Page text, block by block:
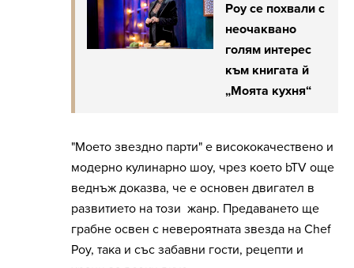
Роу се похвали с
неочаквано
голям интерес
към книгата й
„Моята кухня“
"Моето звездно парти" е висококачествено и
модерно кулинарно шоу, чрез което bTV още
веднъж доказва, че е основен двигател в
развитието на този жанр. Предаването ще
грабне освен с невероятната звезда на Chef
Роу, така и със забавни гости, рецепти и